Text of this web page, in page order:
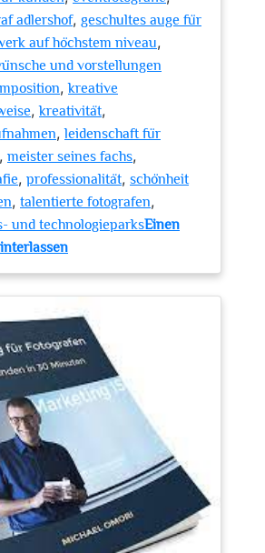
adlershof, geschultes auge für
auf höchstem niveau,
und vorstellungen
,kreative
,kreativität,
,leidenschaft für
, meister seines fachs,
, professionalität, schönheit
, talentierte fotografen,
und technologieparksEinen
zu
Der
Fotograf
Adlershof
Aktion